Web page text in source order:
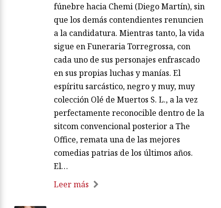
fúnebre hacia Chemi (Diego Martín), sin
que los demás contendientes renuncien
a la candidatura. Mientras tanto, la vida
sigue en Funeraria Torregrossa, con
cada uno de sus personajes enfrascado
en sus propias luchas y manías. El
espíritu sarcástico, negro y muy, muy
colección Olé de Muertos S. L., a la vez
perfectamente reconocible dentro de la
sitcom convencional posterior a The
Office, remata una de las mejores
comedias patrias de los últimos años.
El…
Leer más